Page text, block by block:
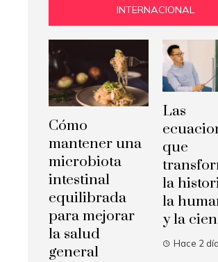
INTERNACIONAL
Cómo
mantener una
microbiota
intestinal
equilibrada
para mejorar
la salud
general
Las
que
la
la
y la
Hace 2